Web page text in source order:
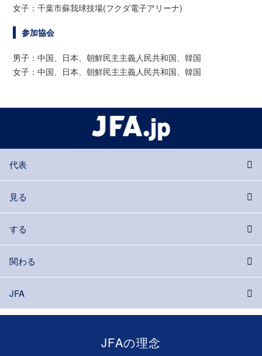
女子：千葉市蘇我球技場(フクダ電子アリーナ)
参加協会
男子：中国、日本、朝鮮民主主義人民共和国、韓国
女子：中国、日本、朝鮮民主主義人民共和国、韓国
代表
見る
する
関わる
JFA
JFAの理念